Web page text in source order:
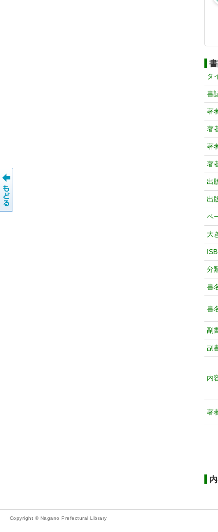
タ
書
著
著
著
著
出
出
ペ
大
分
書
書
副
副
内
著
Copyright © Nagano Prefectural Library